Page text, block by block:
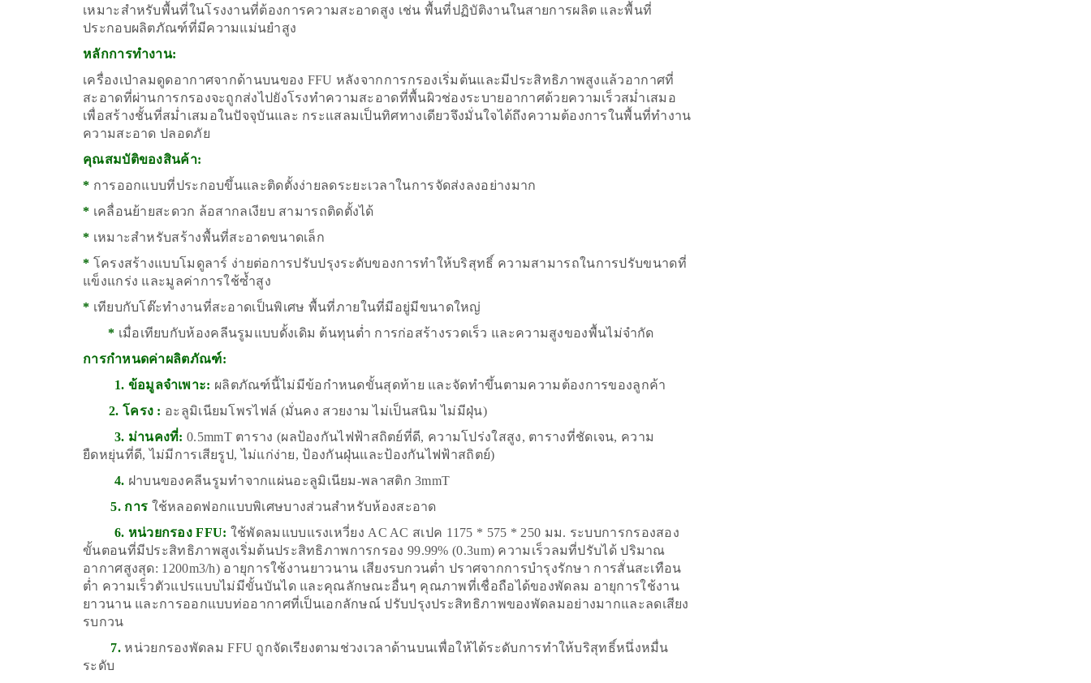
เหมาะสำหรับพื้นที่ในโรงงานที่ต้องการความสะอาดสูง เช่น พื้นที่ปฏิบัติงานในสายการผลิต และพื้นที่
ประกอบผลิตภัณฑ์ที่มีความแม่นยำสูง
หลักการทำงาน:
เครื่องเป่าลมดูดอากาศจากด้านบนของ FFU หลังจากการกรองเริ่มต้นและมีประสิทธิภาพสูงแล้วอากาศที่
สะอาดที่ผ่านการกรองจะถูกส่งไปยังโรงทำความสะอาดที่พื้นผิวช่องระบายอากาศด้วยความเร็วสม่ำเสมอ
เพื่อสร้างชั้นที่สม่ำเสมอในปัจจุบันและ กระแสลมเป็นทิศทางเดียวจึงมั่นใจได้ถึงความต้องการในพื้นที่ทำงาน
ความสะอาด ปลอดภัย
คุณสมบัติของสินค้า:
* การออกแบบที่ประกอบขึ้นและติดตั้งง่ายลดระยะเวลาในการจัดส่งลงอย่างมาก
* เคลื่อนย้ายสะดวก ล้อสากลเงียบ สามารถติดตั้งได้
* เหมาะสำหรับสร้างพื้นที่สะอาดขนาดเล็ก
* โครงสร้างแบบโมดูลาร์ ง่ายต่อการปรับปรุงระดับของการทำให้บริสุทธิ์ ความสามารถในการปรับขนาดที่
แข็งแกร่ง และมูลค่าการใช้ซ้ำสูง
* เทียบกับโต๊ะทำงานที่สะอาดเป็นพิเศษ พื้นที่ภายในที่มีอยู่มีขนาดใหญ่
* เมื่อเทียบกับห้องคลีนรูมแบบดั้งเดิม ต้นทุนต่ำ การก่อสร้างรวดเร็ว และความสูงของพื้นไม่จำกัด
การกำหนดค่าผลิตภัณฑ์:
1. ข้อมูลจำเพาะ: ผลิตภัณฑ์นี้ไม่มีข้อกำหนดขั้นสุดท้าย และจัดทำขึ้นตามความต้องการของลูกค้า
2. โครง : อะลูมิเนียมโพรไฟล์ (มั่นคง สวยงาม ไม่เป็นสนิม ไม่มีฝุ่น)
3. ม่านคงที่: 0.5mmT ตาราง (ผลป้องกันไฟฟ้าสถิตย์ที่ดี, ความโปร่งใสสูง, ตารางที่ชัดเจน, ความ
ยืดหยุ่นที่ดี, ไม่มีการเสียรูป, ไม่แก่ง่าย, ป้องกันฝุ่นและป้องกันไฟฟ้าสถิตย์)
4. ฝาบนของคลีนรูมทำจากแผ่นอะลูมิเนียม-พลาสติก 3mmT
5. การ ใช้หลอดฟอกแบบพิเศษบางส่วนสำหรับห้องสะอาด
6. หน่วยกรอง FFU: ใช้พัดลมแบบแรงเหวี่ยง AC AC สเปค 1175 * 575 * 250 มม. ระบบการกรองสอง
ขั้นตอนที่มีประสิทธิภาพสูงเริ่มต้นประสิทธิภาพการกรอง 99.99% (0.3um) ความเร็วลมที่ปรับได้ ปริมาณ
อากาศสูงสุด: 1200m3/h) อายุการใช้งานยาวนาน เสียงรบกวนต่ำ ปราศจากการบำรุงรักษา การสั่นสะเทือน
ต่ำ ความเร็วตัวแปรแบบไม่มีขั้นบันได และคุณลักษณะอื่นๆ คุณภาพที่เชื่อถือได้ของพัดลม อายุการใช้งาน
ยาวนาน และการออกแบบท่ออากาศที่เป็นเอกลักษณ์ ปรับปรุงประสิทธิภาพของพัดลมอย่างมากและลดเสียง
รบกวน
7. หน่วยกรองพัดลม FFU ถูกจัดเรียงตามช่วงเวลาด้านบนเพื่อให้ได้ระดับการทำให้บริสุทธิ์หนึ่งหมื่น
ระดับ